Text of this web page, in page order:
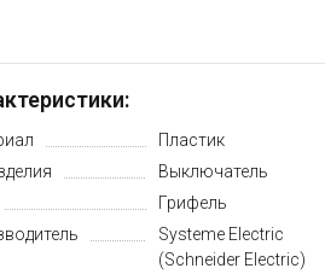
Пластик
Выключатель
Грифель
Systeme Electric
(Schneider Electric)